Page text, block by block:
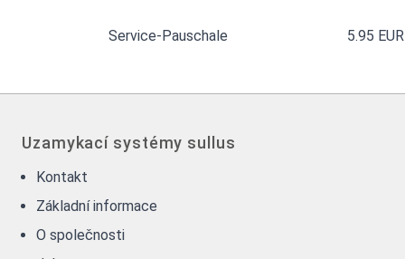
Service-Pauschale 5.95 EUR
Uzamykací systémy sullus
Kontakt
Základní informace
O společnosti